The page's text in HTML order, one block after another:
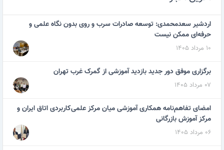
اردشیر سعدمحمدی: توسعه صادرات سرب و روی بدون نگاه علمی و
حرفه‌ای ممکن نیست
۱۰ مرداد ۱۴۰۵
برگزاری موفق دور جدید بازدید آموزشی از گمرک غرب تهران
۰۷ مرداد ۱۴۰۵
امضای تفاهم‌نامه همکاری آموزشی میان مرکز علمی‌کاربردی اتاق ایران و
مرکز آموزش بازرگانی
۰۶ مرداد ۱۴۰۵